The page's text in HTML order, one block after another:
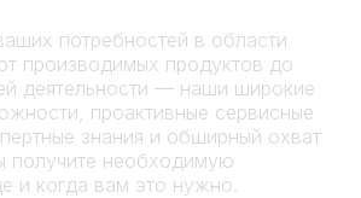
потребностей в области
производимых продуктов до
деятельности — наши широкие
проактивные сервисные
знания и обширный охват
получите необходимую
и когда вам это нужно.